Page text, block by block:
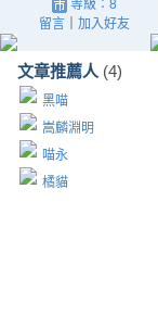
等級：8
留言｜ 加入好友
文章推薦人 (4)
黑喵
嵩麟淵明
喵永
橘貓